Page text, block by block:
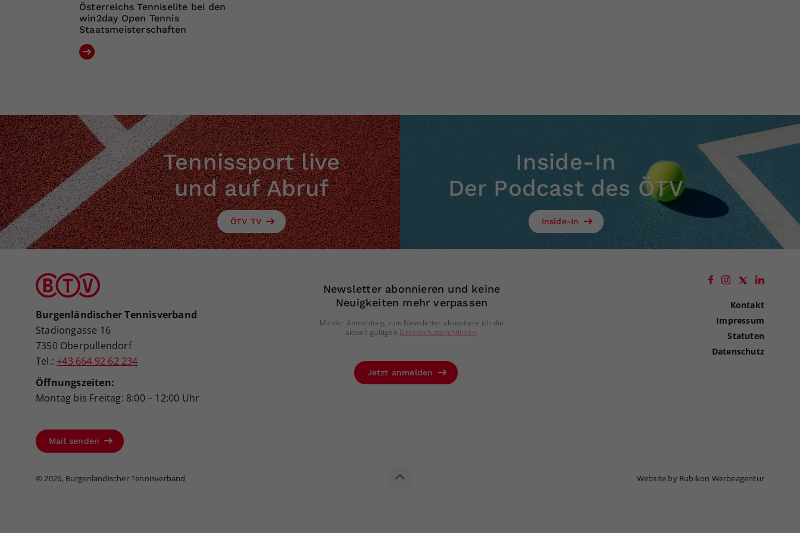
Österreichs Tenniselite bei den
win2day Open Tennis
Staatsmeisterschaften
Tennissport live
und auf Abruf
ÖTV TV
Inside-In
Der Podcast des ÖTV
Inside-In
Burgenländischer Tennisverband
Stadiongasse 16
7350 Oberpullendorf
Tel.: +43 664 92 62 234
Öffnungszeiten:
Montag bis Freitag: 8:00 – 12:00 Uhr
Mail senden
Newsletter abonnieren und keine
Neuigkeiten mehr verpassen
Mit der Anmeldung zum Newsletter akzeptiere ich die
aktuell gültigen Datenschutzrichtlinien.
Jetzt anmelden
Kontakt
Impressum
Statuten
Datenschutz
©2026, Burgenländischer Tennisverband Website by Rubikon Werbeagentur